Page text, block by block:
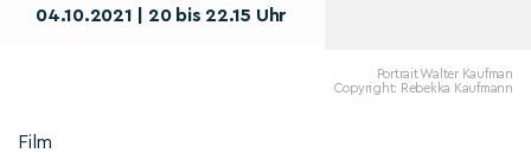
04.10.2021 | 20 bis 22.15 Uhr
Portrait Walter Kaufman
Copyright: Rebekka Kaufmann
Film